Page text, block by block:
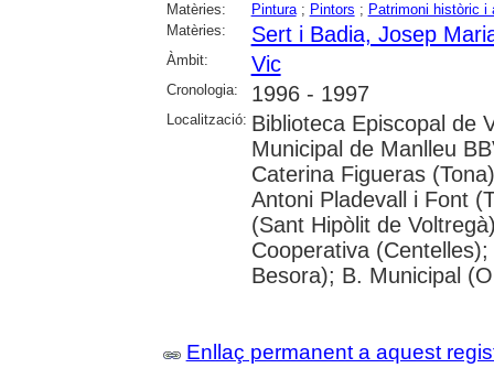
Matèries: Pintura; Pintors ; Patrimoni històric i
Matèries:
Sert i Badia, Josep
Àmbit: Vic
Cronologia: 1996 - 1997
Localització: Biblioteca Episcopal de
Municipal de Manlleu
Caterina Figueras
Antoni Pladevall i Font
(Sant Hipòlit de
Cooperativa
Besora); B. Municipal
Enllaç permanent a aquest